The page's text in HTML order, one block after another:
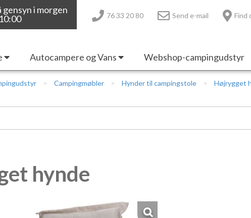
gensyn i morgen
76 33 20 80 Send e-mail Find
Autocampere og Vans Webshop-campingudstyr
Campingmøbler Hynder til campingstole Højrygget
hynde